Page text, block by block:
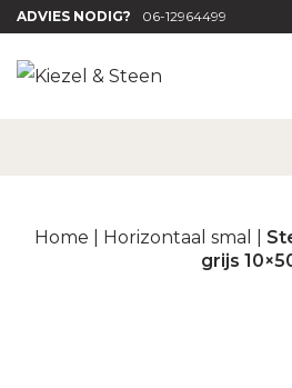
ADVIES NODIG? 06-12964499
Home Horizontaal smal
grijs